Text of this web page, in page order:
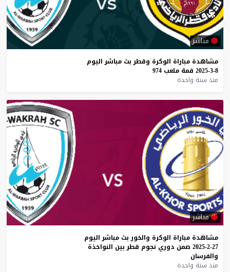
مباشر
مشاهدة مباراة الوكرة وقطر بث مباشر اليوم
8-3-2025
قمة ملعب 974
منذ سنة واحدة
مباشر
مشاهدة مباراة الوكرة والخور بث مباشر اليوم
27-2-2025
ضمن دوري نجوم قطر بين النواخذة
والفرسان
منذ سنة واحدة